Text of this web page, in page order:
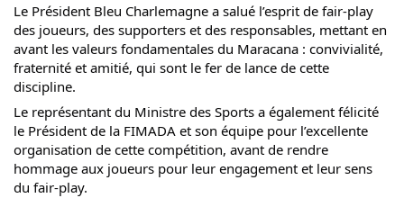
Le Président Bleu Charlemagne a salué l’esprit de fair-play
des joueurs, des supporters et des responsables, mettant en
avant les valeurs fondamentales du Maracana : convivialité,
fraternité et amitié, qui sont le fer de lance de cette
discipline.
Le représentant du Ministre des Sports a également félicité
le Président de la FIMADA et son équipe pour l’excellente
organisation de cette compétition, avant de rendre
hommage aux joueurs pour leur engagement et leur sens
du fair-play.